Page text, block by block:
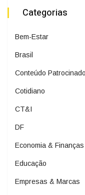
Categorias
Bem-Estar
Brasil
Conteúdo Patrocinado
Cotidiano
CT&I
DF
Economia & Finanças
Educação
Empresas & Marcas